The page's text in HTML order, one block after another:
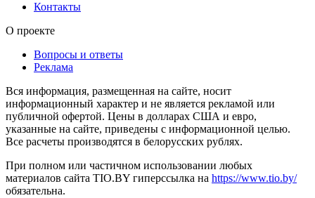
Контакты
О проекте
Вопросы и ответы
Реклама
Вся информация, размещенная на сайте, носит
информационный характер и не является рекламой или
публичной офертой. Цены в долларах США и евро,
указанные на сайте, приведены с информационной целью.
Все расчеты производятся в белорусских рублях.
При полном или частичном использовании любых
материалов сайта TIO.BY гиперссылка на https://www.tio.by/
обязательна.